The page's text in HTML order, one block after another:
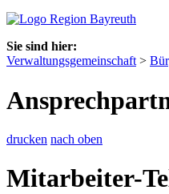
Sie sind hier:
Verwaltungsgemeinschaft >
drucken nach oben
Mitarbeiter-